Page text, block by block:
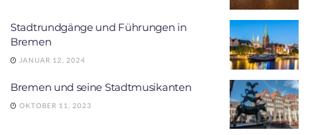
Stadtrundgänge und Führungen in
Bremen
JANUAR 12, 2024
Bremen und seine Stadtmusikanten
OKTOBER 11, 2023